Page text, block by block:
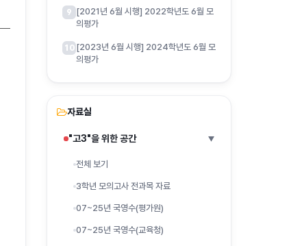
9 [2021년 6월 시행] 2022학년도 6월 모
의평가
10 [2023년 6월 시행] 2024학년도 6월 모
의평가
자료실
"고3"을 위한 공간 ▶
전체 보기
3학년 모의고사 전과목 자료
07~25년 국영수(평가원)
07~25년 국영수(교육청)